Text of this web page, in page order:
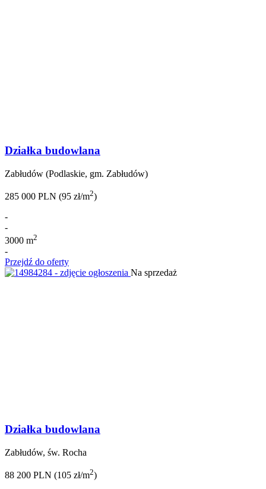
Działka budowlana
Zabłudów (Podlaskie, gm. Zabłudów)
285 000 PLN (95 zł/m2)
-
-
3000 m2
-
Przejdź do oferty
Na sprzedaż
Działka budowlana
Zabłudów, św. Rocha
88 200 PLN (105 zł/m2)